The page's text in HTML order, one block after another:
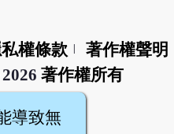
私權條款
著作權聲明
著作權所有
導致無